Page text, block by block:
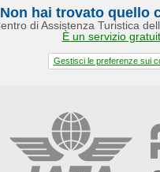
Non hai trovato quello
di Assistenza Turistica
È un servizio
Gestisci le preferenze sui